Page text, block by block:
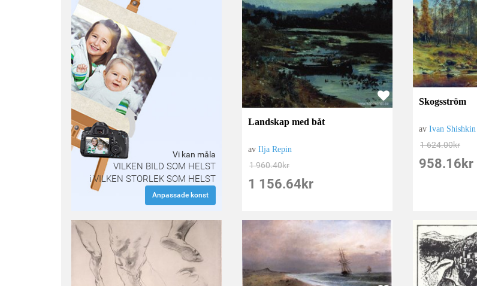
Vi kan måla
VILKEN BILD SOM HELST
i VILKEN STORLEK SOM HELST
Anpassade konst
Landskap med båt
avIlja Repin
1 960.40kr
1 156.64 kr
Skogsström
avIvan Shishkin
1 624.00kr
958.16 kr